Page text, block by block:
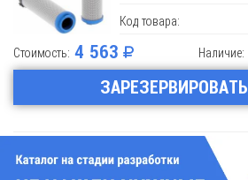
Код товара:
Стоимость: 4 563
ЗАРЕЗЕРВИРОВАТЬ
Наличие: